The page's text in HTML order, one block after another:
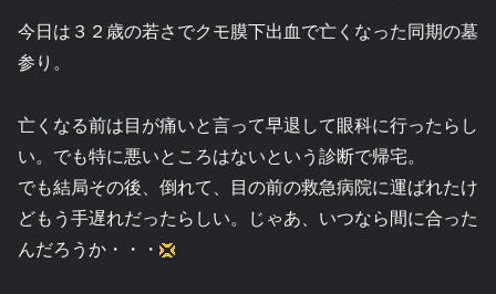
今日は３２歳の若さでクモ膜下出血で亡くなった同期の墓
参り。
亡くなる前は目が痛いと言って早退して眼科に行ったらし
い。でも特に悪いところはないという診断で帰宅。
でも結局その後、倒れて、目の前の救急病院に運ばれたけ
どもう手遅れだったらしい。じゃあ、いつなら間に合った
んだろうか・・・